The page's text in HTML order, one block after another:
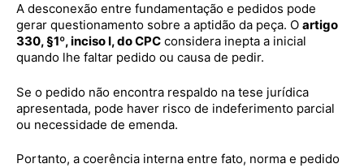
A desconexão entre fundamentação e pedidos pode
gerar questionamento sobre a aptidão da peça. O artigo
330, §1º, inciso I, do CPC considera inepta a inicial
quando lhe faltar pedido ou causa de pedir.
Se o pedido não encontra respaldo na tese jurídica
apresentada, pode haver risco de indeferimento parcial
ou necessidade de emenda.
Portanto, a coerência interna entre fato, norma e pedido